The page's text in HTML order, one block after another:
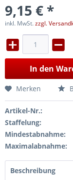
9,15 € *
inkl. MwSt.zzgl.
In den
Merken
Artikel-Nr.:
Staffelung:
Mindestabnahme:
Maximalabnahme:
Beschreibung